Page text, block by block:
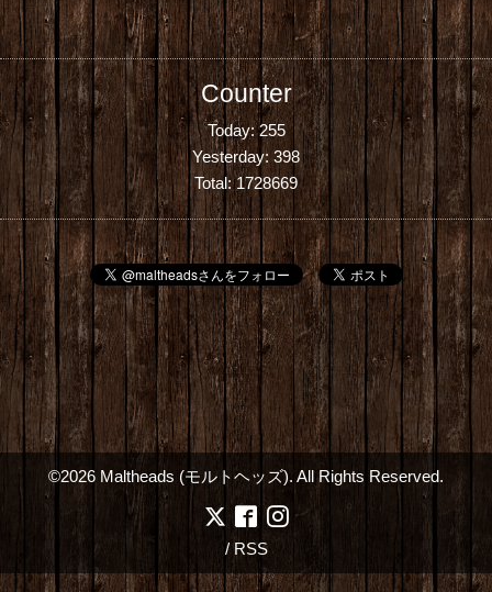
Counter
Today:255
Yesterday: 398
Total:1728669
©2026 Maltheads (モルトヘッズ). All Rights Reserved.
/RSS